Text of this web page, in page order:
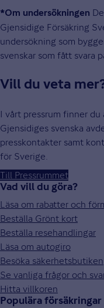
*Om undersökningen
Gjensidige Försäkring
undersökning som
svenskar som fått svara
Vill du veta
I vårt pressrum finner
Gjensidiges svenska
presskontakter samt
för Sverige.
Till Pressrummet
Vad vill du göra?
Läsa om rabatter och
Beställa Grönt kort
Beställa resehandlingar
Läsa om autogiro
Besöka säkerhetsbutiken
Se vanliga frågor och
Hitta villkoren
Populära försäkringar